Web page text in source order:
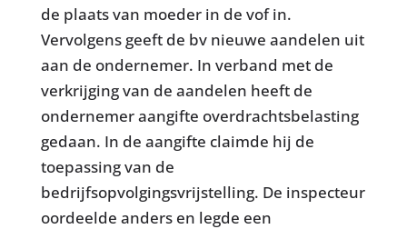
de plaats van moeder in de vof in.
Vervolgens geeft de bv nieuwe aandelen uit
aan de ondernemer. In verband met de
verkrijging van de aandelen heeft de
ondernemer aangifte overdrachtsbelasting
gedaan. In de aangifte claimde hij de
toepassing van de
bedrijfsopvolgingsvrijstelling. De inspecteur
oordeelde anders en legde een